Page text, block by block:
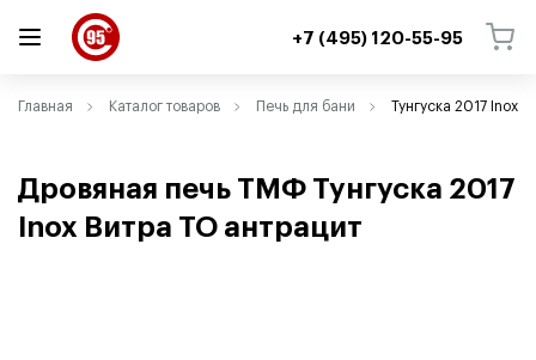
+7 (495) 120-55-95
Главная Каталог товаров Печь для бани Тунгуска 2017 Inox
Дровяная печь ТМФ Тунгуска 2017
Inox Витра ТО антрацит
ВЕРНУТЬСЯ
ВЕРНУТЬСЯ